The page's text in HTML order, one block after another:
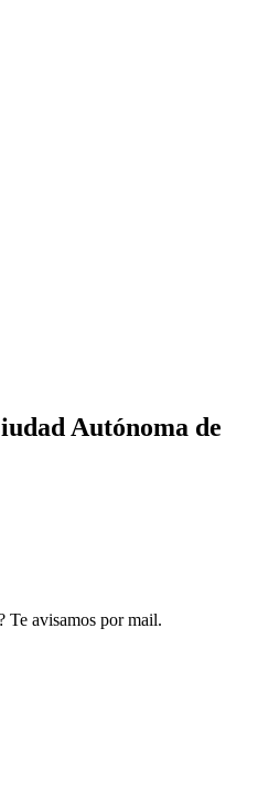
Autónoma de
Te avisamos por mail.